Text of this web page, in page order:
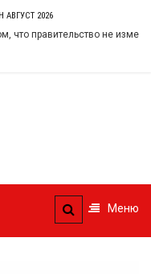
АВГУСТ 2026
не изменит
Меню